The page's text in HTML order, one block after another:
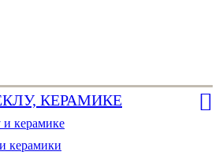
КЕРАМИКЕ
и керамике
керамики